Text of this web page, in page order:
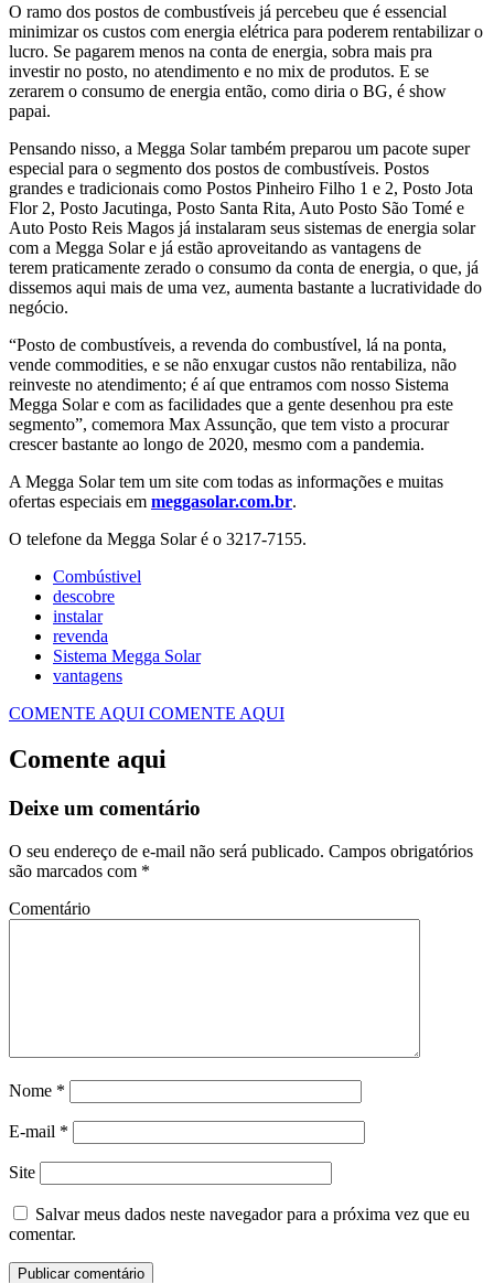
O ramo dos postos de combustíveis já percebeu que é essencial
minimizar os custos com energia elétrica para poderem rentabilizar o
lucro. Se pagarem menos na conta de energia, sobra mais pra
investir no posto, no atendimento e no mix de produtos. E se
zerarem o consumo de energia então, como diria o BG, é show
papai.
Pensando nisso, a Megga Solar também preparou um pacote super
especial para o segmento dos postos de combustíveis. Postos
grandes e tradicionais como Postos Pinheiro Filho 1 e 2, Posto Jota
Flor 2, Posto Jacutinga, Posto Santa Rita, Auto Posto São Tomé e
Auto Posto Reis Magos já instalaram seus sistemas de energia solar
com a Megga Solar e já estão aproveitando as vantagens de
terem praticamente zerado o consumo da conta de energia, o que, já
dissemos aqui mais de uma vez, aumenta bastante a lucratividade do
negócio.
“Posto de combustíveis, a revenda do combustível, lá na ponta,
vende commodities, e se não enxugar custos não rentabiliza, não
reinveste no atendimento; é aí que entramos com nosso Sistema
Megga Solar e com as facilidades que a gente desenhou pra este
segmento”, comemora Max Assunção, que tem visto a procurar
crescer bastante ao longo de 2020, mesmo com a pandemia.
A Megga Solar tem um site com todas as informações e muitas
ofertas especiais em meggasolar.com.br.
O telefone da Megga Solar é o 3217-7155.
Combústivel
descobre
instalar
revenda
Sistema Megga Solar
vantagens
COMENTE AQUI COMENTE AQUI
Comente aqui
Deixe um comentário
O seu endereço de e-mail não será publicado. Campos obrigatórios
são marcados com *
Comentário
Nome *
E-mail *
Site
Salvar meus dados neste navegador para a próxima vez que eu
comentar.